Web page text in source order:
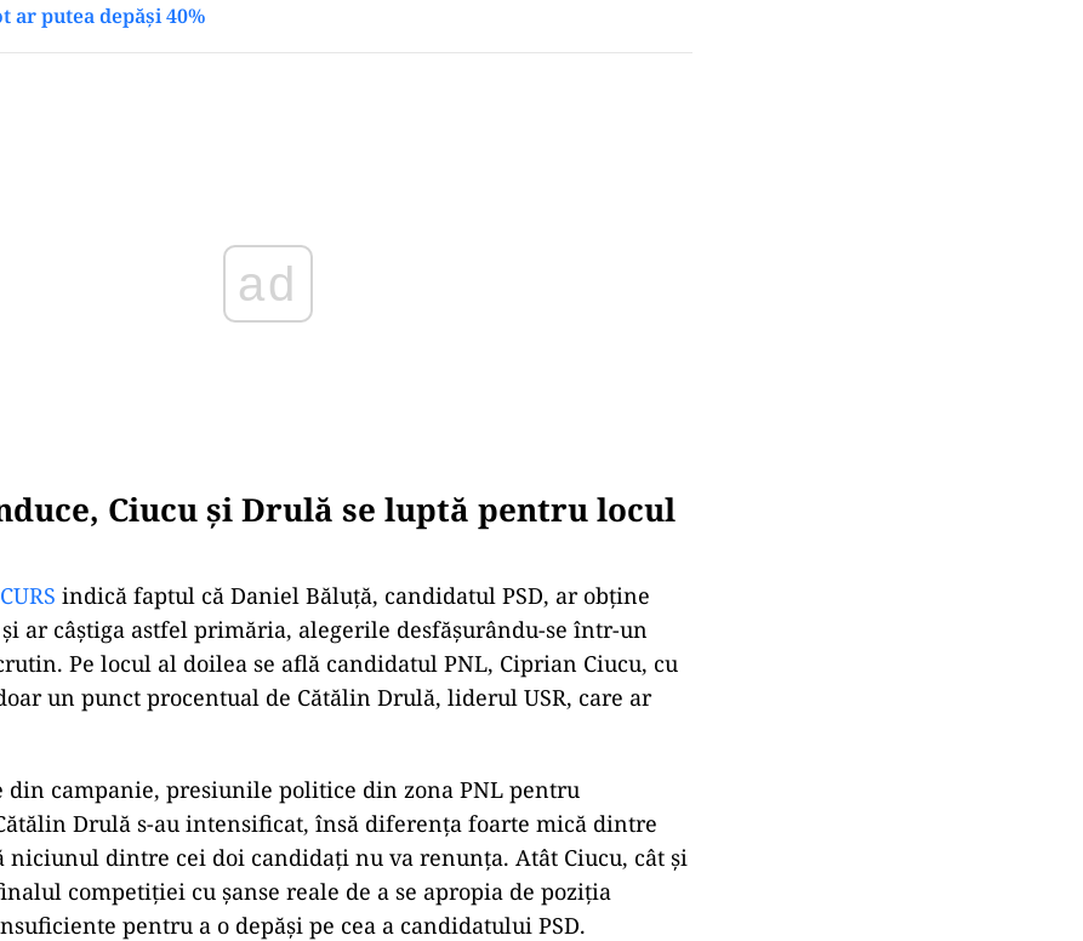
ar putea depăși 40%
Ciucu și Drulă se luptă pentru locul
indică faptul că Daniel Băluță, candidatul PSD, ar obține
ar câștiga astfel primăria, alegerile desfășurându-se într-un
Pe locul al doilea se află candidatul PNL, Ciprian Ciucu, cu
un punct procentual de Cătălin Drulă, liderul USR, care ar
campanie, presiunile politice din zona PNL pentru
Drulă s-au intensificat, însă diferența foarte mică dintre
niciunul dintre cei doi candidați nu va renunța. Atât Ciucu, cât și
competiției cu șanse reale de a se apropia de poziția
pentru a o depăși pe cea a candidatului PSD.